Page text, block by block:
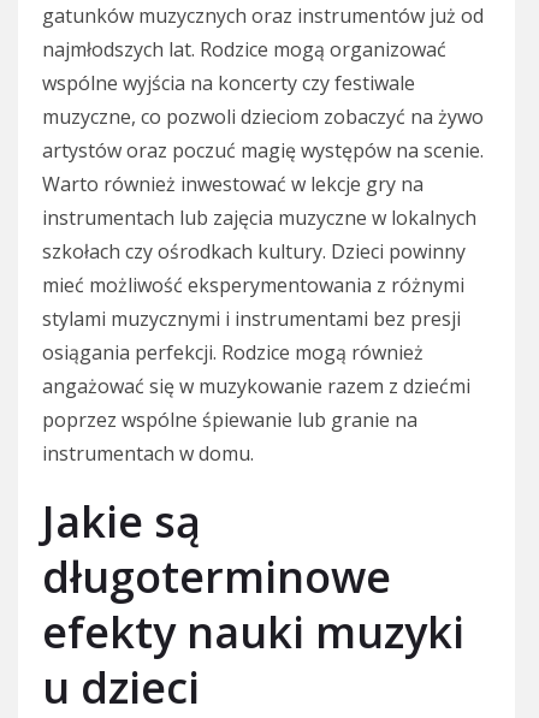
gatunków muzycznych oraz instrumentów już od
najmłodszych lat. Rodzice mogą organizować
wspólne wyjścia na koncerty czy festiwale
muzyczne, co pozwoli dzieciom zobaczyć na żywo
artystów oraz poczuć magię występów na scenie.
Warto również inwestować w lekcje gry na
instrumentach lub zajęcia muzyczne w lokalnych
szkołach czy ośrodkach kultury. Dzieci powinny
mieć możliwość eksperymentowania z różnymi
stylami muzycznymi i instrumentami bez presji
osiągania perfekcji. Rodzice mogą również
angażować się w muzykowanie razem z dziećmi
poprzez wspólne śpiewanie lub granie na
instrumentach w domu.
Jakie są
długoterminowe
efekty nauki muzyki
u dzieci